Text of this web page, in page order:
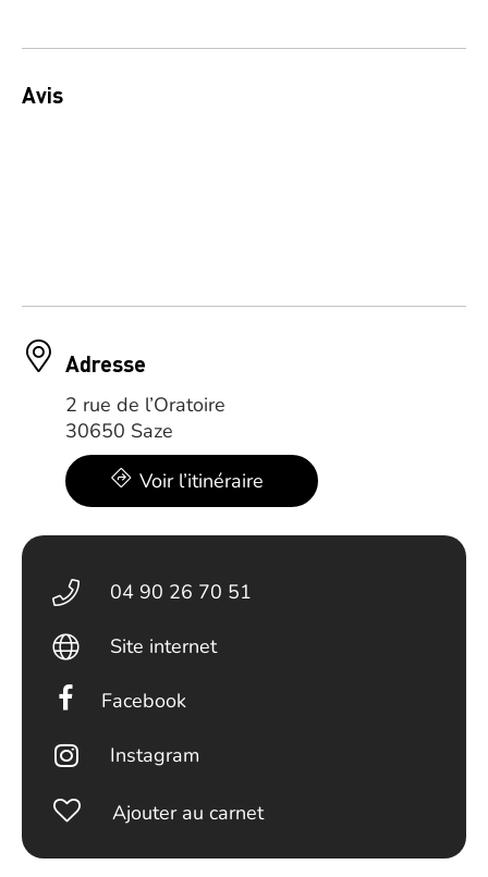
Avis
Adresse
2 rue de l’Oratoire
30650 Saze
Voir l’itinéraire
04 90 26 70 51
Site internet
Facebook
Instagram
Ajouter au carnet